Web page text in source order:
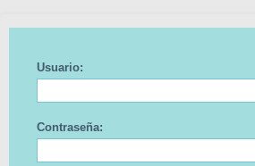
Usuario:
Contraseña: